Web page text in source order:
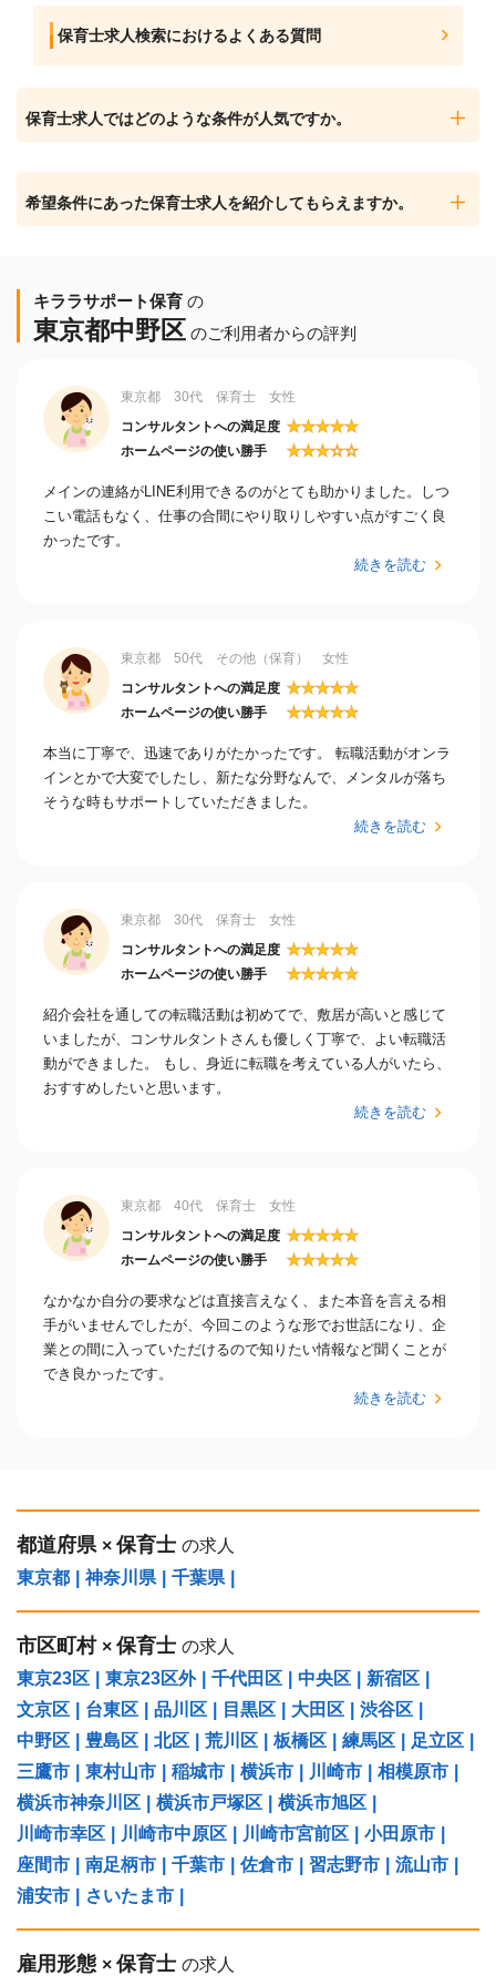
保育士求人検索におけるよくある質問
保育士求人ではどのような条件が人気ですか。
希望条件にあった保育士求人を紹介してもらえますか。
キララサポート保育 の
東京都中野区 のご利用者からの評判
東京都 30代 保育士 女性
コンサルタントへの満足度 ★★★★★
ホームページの使い勝手 ★★★☆☆
メインの連絡がLINE利用できるのがとても助かりました。しつ
こい電話もなく、仕事の合間にやり取りしやすい点がすごく良
かったです。
続きを読む
東京都 50代 その他（保育） 女性
コンサルタントへの満足度 ★★★★★
ホームページの使い勝手 ★★★★★
本当に丁寧で、迅速でありがたかったです。 転職活動がオンラ
インとかで大変でしたし、新たな分野なんで、メンタルが落ち
そうな時もサポートしていただきました。
続きを読む
東京都 30代 保育士 女性
コンサルタントへの満足度 ★★★★★
ホームページの使い勝手 ★★★★★
紹介会社を通しての転職活動は初めてで、敷居が高いと感じて
いましたが、コンサルタントさんも優しく丁寧で、よい転職活
動ができました。 もし、身近に転職を考えている人がいたら、
おすすめしたいと思います。
続きを読む
東京都 40代 保育士 女性
コンサルタントへの満足度 ★★★★★
ホームページの使い勝手 ★★★★★
なかなか自分の要求などは直接言えなく、また本音を言える相
手がいませんでしたが、今回このような形でお世話になり、企
業との間に入っていただけるので知りたい情報など聞くことが
でき良かったです。
続きを読む
都道府県 × 保育士 の求人
東京都
神奈川県 千葉県
市区町村 × 保育士 の求人
東京23区
東京23区外 千代田区 中央区 新宿区
文京区
台東区 品川区 目黒区 大田区 渋谷区
中野区
豊島区 北区 荒川区 板橋区 練馬区 足立区
三鷹市
東村山市 稲城市 横浜市 川崎市 相模原市
横浜市神奈川区
横浜市戸塚区 横浜市旭区
川崎市幸区
川崎市中原区 川崎市宮前区 小田原市
座間市
南足柄市 千葉市 佐倉市 習志野市 流山市
浦安市
さいたま市
雇用形態 × 保育士 の求人